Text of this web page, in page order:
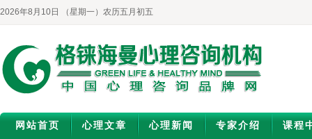
2026年8月10日 （星期一）农历五月初五
网站首页 心理文章 心理新闻 专家介绍 课程